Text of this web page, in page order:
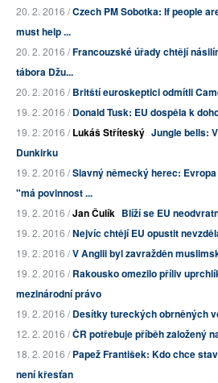
20. 2. 2016 /Czech PM Sobotka: If people
must help ...
20. 2. 2016 /Francouzské úřady chtějí
tábora Džu...
20. 2. 2016 /Britští euroskeptici odmítli
19. 2. 2016 /Donald Tusk: EU dospěla k
19. 2. 2016 /Lukáš Stříteský Jungle bells:
Dunkirku
19. 2. 2016 /Slavný německý herec:
"má povinnost ...
19. 2. 2016 /Jan Čulík Blíží se EU
19. 2. 2016 /Nejvíc chtějí EU opustit
19. 2. 2016 /V Anglii byl zavražděn
19. 2. 2016 /Rakousko omezilo příliv
mezinárodní právo
19. 2. 2016 /Desítky tureckých obrněných
12. 2. 2016 /ČR potřebuje příběh založený
18. 2. 2016 /Papež František: Kdo chce
není křesťan